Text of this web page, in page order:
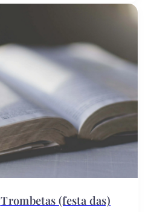
Trombetas (festa das)